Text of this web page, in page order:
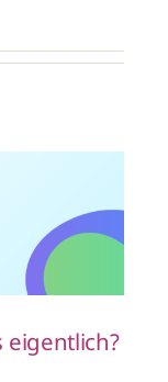
eigentlich?